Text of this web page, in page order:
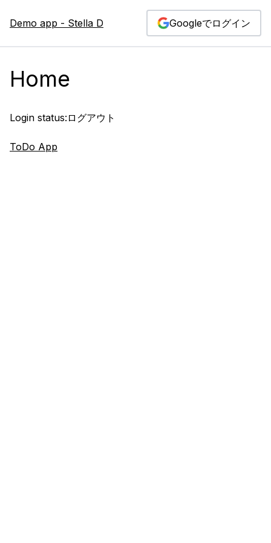
Demo app - Stella D Googleでログイン
Home
Login status: ログアウト
ToDo App